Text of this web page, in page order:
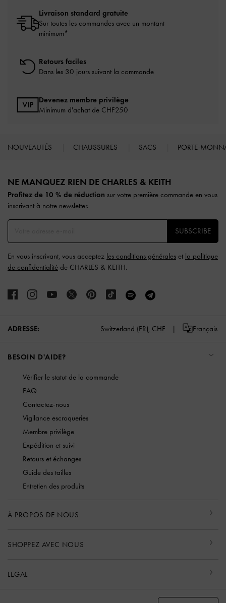
Livraison standard gratuite
Sur toutes les commandes avec un montant
minimum*
Retours faciles
Dans les 30 jours suivant la commande
Devenez membre privilège
Minimum d'achat de CHF250
NOUVEAUTÉS CHAUSSURES SACS PORTE-
NE MANQUEZ RIEN DE CHARLES & KEITH​​
Profitez de 10 % de réduction sur votre première commande en vous
inscrivant à notre newsletter.
SUBSCRIBE
En vous inscrivant, vous acceptez les conditions générales et la politique
de confidentialité de CHARLES & KEITH.
ADRESSE: Switzerland (FR), CHF Français
BESOIN D'AIDE?
Vérifier le statut de la commande
FAQ
Contactez-nous
Vigilance escroqueries
Membre privilège
Expédition et suivi
Retours et échanges
Guide des tailles
Entretien des produits
À PROPOS DE NOUS
SHOPPEZ AVEC NOUS
LEGAL